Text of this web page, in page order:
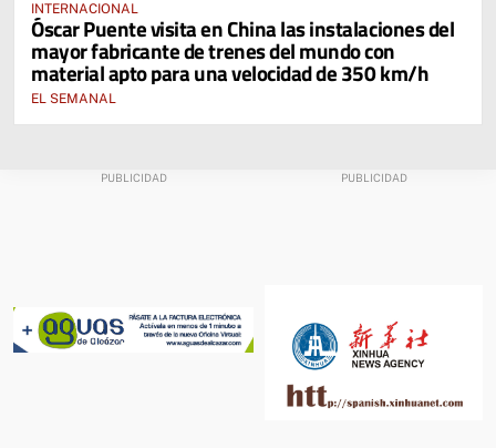
INTERNACIONAL
Óscar Puente visita en China las instalaciones del
mayor fabricante de trenes del mundo con
material apto para una velocidad de 350 km/h
EL SEMANAL